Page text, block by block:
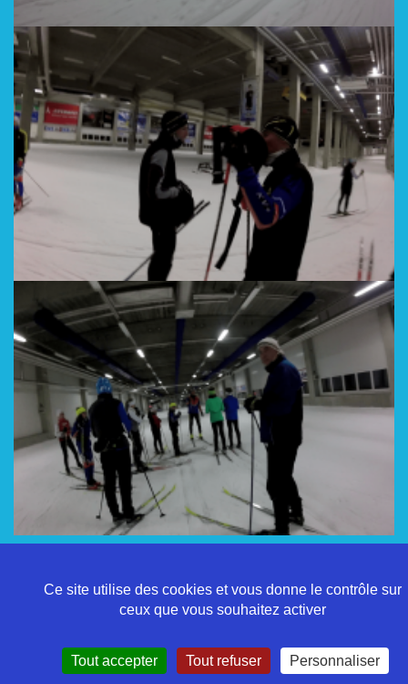
Mentions légales
Ce site utilise des cookies et vous donne le contrôle sur
ceux que vous souhaitez activer
Tout accepter Tout refuser Personnaliser